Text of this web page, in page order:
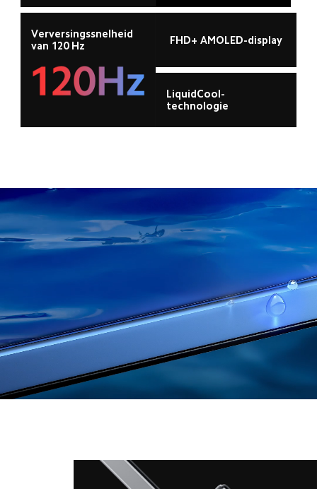
Verversingssnelheid
van 120 Hz
FHD+ AMOLED-display
LiquidCool-
technologie